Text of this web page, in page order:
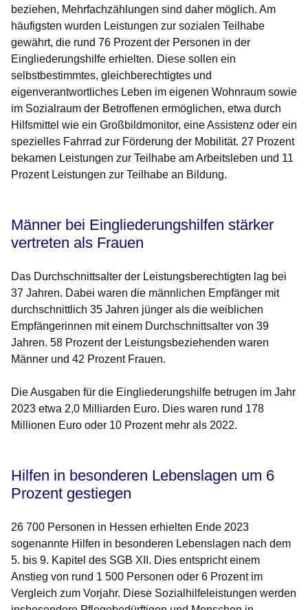
beziehen, Mehrfachzählungen sind daher möglich. Am
häufigsten wurden Leistungen zur sozialen Teilhabe
gewährt, die rund 76 Prozent der Personen in der
Eingliederungshilfe erhielten. Diese sollen ein
selbstbestimmtes, gleichberechtigtes und
eigenverantwortliches Leben im eigenen Wohnraum sowie
im Sozialraum der Betroffenen ermöglichen, etwa durch
Hilfsmittel wie ein Großbildmonitor, eine Assistenz oder ein
spezielles Fahrrad zur Förderung der Mobilität. 27 Prozent
bekamen Leistungen zur Teilhabe am Arbeitsleben und 11
Prozent Leistungen zur Teilhabe an Bildung.
Männer bei Eingliederungshilfen stärker
vertreten als Frauen
Das Durchschnittsalter der Leistungsberechtigten lag bei
37 Jahren. Dabei waren die männlichen Empfänger mit
durchschnittlich 35 Jahren jünger als die weiblichen
Empfängerinnen mit einem Durchschnittsalter von 39
Jahren. 58 Prozent der Leistungsbeziehenden waren
Männer und 42 Prozent Frauen.
Die Ausgaben für die Eingliederungshilfe betrugen im Jahr
2023 etwa 2,0 Milliarden Euro. Dies waren rund 178
Millionen Euro oder 10 Prozent mehr als 2022.
Hilfen in besonderen Lebenslagen um 6
Prozent gestiegen
26 700 Personen in Hessen erhielten Ende 2023
sogenannte Hilfen in besonderen Lebenslagen nach dem
5. bis 9. Kapitel des SGB XII. Dies entspricht einem
Anstieg von rund 1 500 Personen oder 6 Prozent im
Vergleich zum Vorjahr. Diese Sozialhilfeleistungen werden